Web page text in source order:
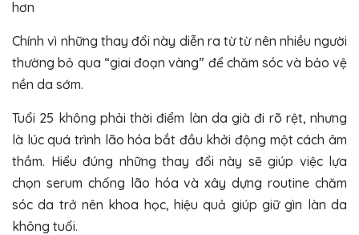
hơn
Chính vì những thay đổi này diễn ra từ từ nên nhiều người
thường bỏ qua “giai đoạn vàng” để chăm sóc và bảo vệ
nền da sớm.
Tuổi 25 không phải thời điểm làn da già đi rõ rệt, nhưng
là lúc quá trình lão hóa bắt đầu khởi động một cách âm
thầm. Hiểu đúng những thay đổi này sẽ giúp việc lựa
chọn serum chống lão hóa và xây dựng routine chăm
sóc da trở nên khoa học, hiệu quả giúp giữ gìn làn da
không tuổi.